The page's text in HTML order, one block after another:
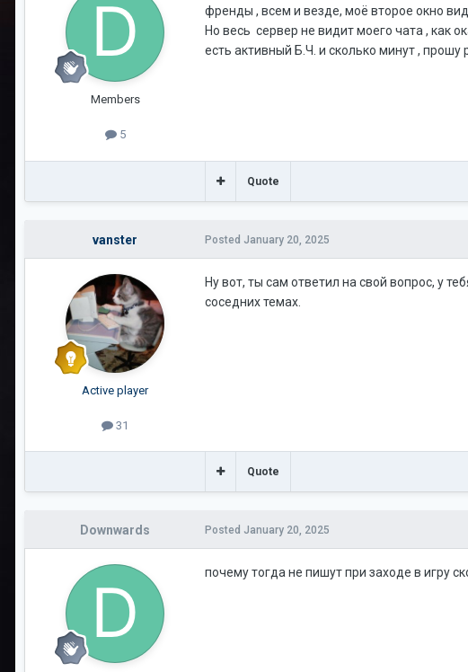
Members
5
френды , всем и везде, моё второе окно
Но весь сервер не видит моего чата , как
есть активный Б.Ч. и сколько минут , прошу
Quote
vanster
Active player
31
Posted January 20, 2025
Ну вот, ты сам ответил на свой вопрос, у
соседних темах.
Quote
Downwards Posted January 20, 2025
почему тогда не пишут при заходе в игру